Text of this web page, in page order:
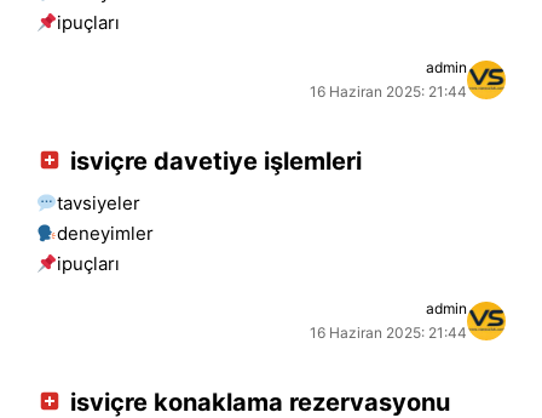
i̇puçları
admin
16 Haziran 2025: 21:44
isviçre davetiye işlemleri
tavsiyeler
deneyimler
i̇puçları
admin
16 Haziran 2025: 21:44
isviçre konaklama rezervasyonu